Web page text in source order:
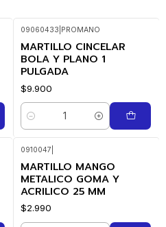
09060433 PROMANO
MARTILLO CINCELAR
BOLA Y PLANO 1
PULGADA
$9.900
Cantidad
0910047
MARTILLO MANGO
METALICO GOMA Y
ACRILICO 25 MM
$2.990